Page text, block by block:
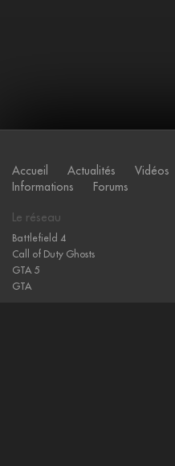
Accueil Actualités Vidéos
Informations
Forums
Le réseau
Battlefield 4
Call of Duty Ghosts
GTA 5
GTA